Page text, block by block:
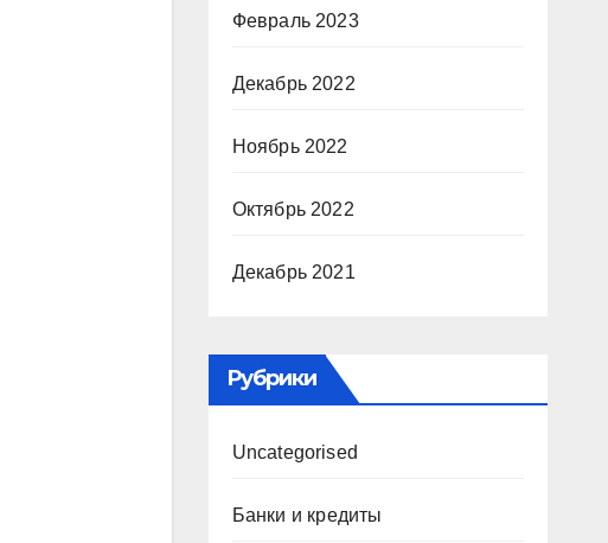
Февраль 2023
Декабрь 2022
Ноябрь 2022
Октябрь 2022
Декабрь 2021
Рубрики
Uncategorised
Банки и кредиты